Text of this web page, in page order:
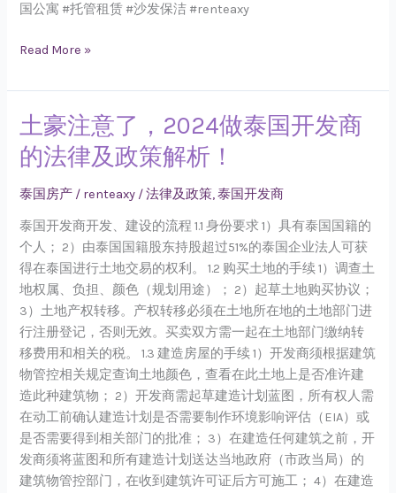
国公寓 #托管租赁 #沙发保洁 #renteaxy
Read More »
土豪注意了，2024做泰国开发商
的法律及政策解析！
泰国房产 / renteaxy /法律及政策,泰国开发商
泰国开发商开发、建设的流程 1.1 身份要求 1）具有泰国国籍的
个人； 2）由泰国国籍股东持股超过51%的泰国企业法人可获
得在泰国进行土地交易的权利。 1.2 购买土地的手续 1）调查土
地权属、负担、颜色（规划用途）； 2）起草土地购买协议；
3）土地产权转移。产权转移必须在土地所在地的土地部门进
行注册登记，否则无效。买卖双方需一起在土地部门缴纳转
移费用和相关的税。 1.3 建造房屋的手续 1）开发商须根据建筑
物管控相关规定查询土地颜色，查看在此土地上是否准许建
造此种建筑物； 2）开发商需起草建造计划蓝图，所有权人需
在动工前确认建造计划是否需要制作环境影响评估（EIA）或
是否需要得到相关部门的批准； 3）在建造任何建筑之前，开
发商须将蓝图和所有建造计划送达当地政府（市政当局）的
建筑物管控部门，在收到建筑许可证后方可施工； 4）在建造
土
注
了，
2024
做
泰
国
开
发
商
的
法
律
及
政
策